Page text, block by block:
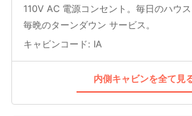
110V AC 電源コンセント。毎日のハウス
毎晩のターンダウン サービス。
キャビンコード: IA
内側キャビンを全て見